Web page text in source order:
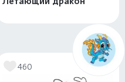
460